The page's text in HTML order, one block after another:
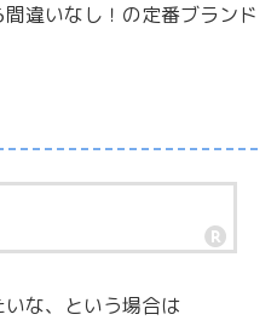
違いなし！の定番ブランド
な、という場合は